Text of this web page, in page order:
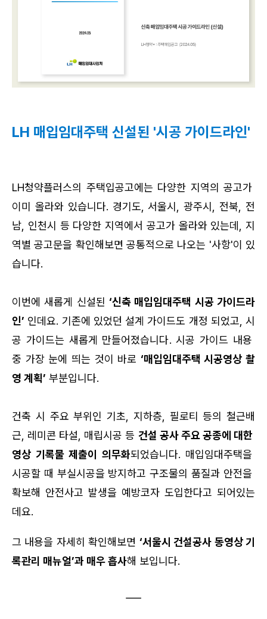
LH 매입임대주택 신설된 '시공 가이드라인'
LH청약플러스의 주택입공고에는 다양한 지역의 공고가
이미 올라와 있습니다. 경기도, 서울시, 광주시, 전북, 전
남, 인천시 등 다양한 지역에서 공고가 올라와 있는데, 지
역별 공고문을 확인해보면 공통적으로 나오는 '사항'이 있
습니다.
이번에 새롭게 신설된 ‘신축 매입임대주택 시공 가이드라
인’ 인데요. 기존에 있었던 설계 가이드도 개정 되었고, 시
공 가이드는 새롭게 만들어졌습니다. 시공 가이드 내용
중 가장 눈에 띄는 것이 바로 ‘매입임대주택 시공영상 촬
영 계획’ 부분입니다.
건축 시 주요 부위인 기초, 지하층, 필로티 등의 철근배
근, 레미콘 타설, 매립시공 등 건설 공사 주요 공종에 대한
영상 기록물 제출이 의무화되었습니다. 매입임대주택을
시공할 때 부실시공을 방지하고 구조물의 품질과 안전을
확보해 안전사고 발생을 예방코자 도입한다고 되어있는
데요.
그 내용을 자세히 확인해보면 ‘서울시 건설공사 동영상 기
록관리 매뉴얼’과 매우 흡사해 보입니다.